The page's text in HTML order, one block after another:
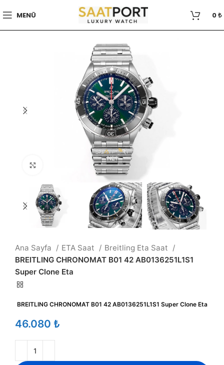
MENÜ 0₺
Büyütmek için tıklayın
Ana Sayfa ETA Saat
Breitling Eta Saat
BREITLING CHRONOMAT B01 42 AB0136251L1S1
Super Clone Eta
BREITLING CHRONOMAT B01 42 AB0136251L1S1 Super Clone Eta
₺